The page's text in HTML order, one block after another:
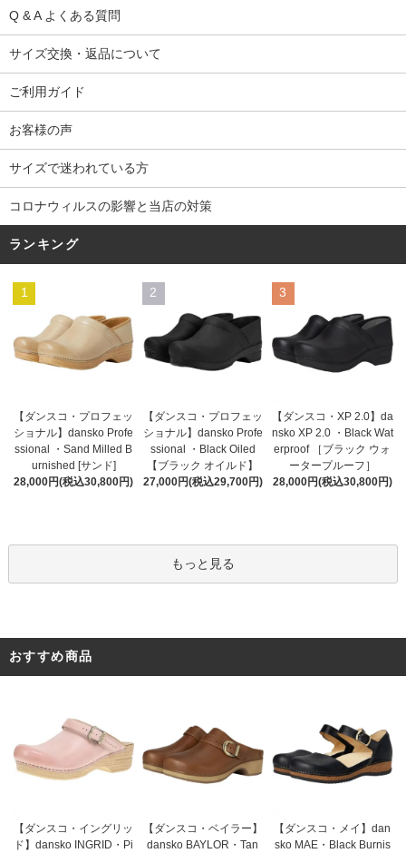
Q & A よくある質問
サイズ交換・返品について
ご利用ガイド
お客様の声
サイズで迷われている方
コロナウィルスの影響と当店の対策
ランキング
1
【ダンスコ・プロフェッ
ショナル】dansko Profe
ssional ・Sand Milled B
urnished [サンド]
28,000円(税込30,800円)
2
【ダンスコ・プロフェッ
ショナル】dansko Profe
ssional ・Black Oiled
【ブラック オイルド】
27,000円(税込29,700円)
3
【ダンスコ・XP 2.0】da
nsko XP 2.0 ・Black Wat
erproof ［ブラック ウォ
ータープルーフ］
28,000円(税込30,800円)
もっと見る
おすすめ商品
【ダンスコ・イングリッ
ド】dansko INGRID・Pi
【ダンスコ・ベイラー】
dansko BAYLOR・Tan
【ダンスコ・メイ】dan
sko MAE・Black Burnis